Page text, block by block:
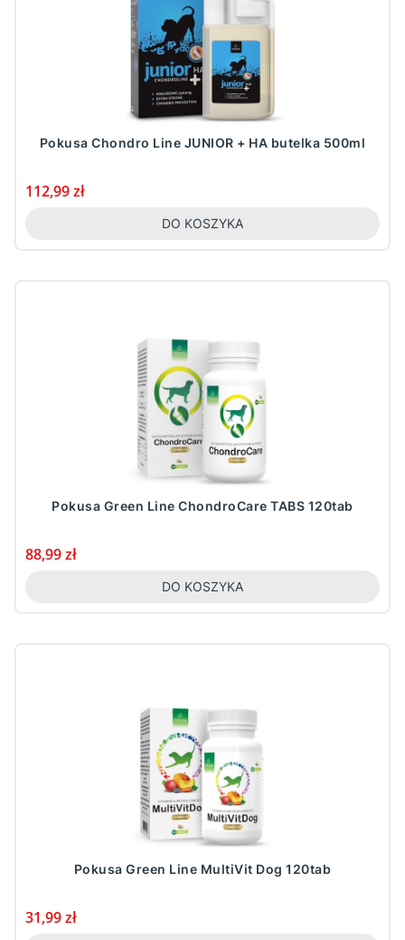
Pokusa Chondro Line JUNIOR + HA butelka 500ml
Cena
112,99 zł
DO KOSZYKA
Pokusa Green Line ChondroCare TABS 120tab
Cena
88,99 zł
DO KOSZYKA
Pokusa Green Line MultiVit Dog 120tab
Cena
31,99 zł